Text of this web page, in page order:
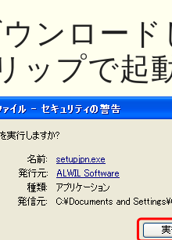
ンロー
ップで起